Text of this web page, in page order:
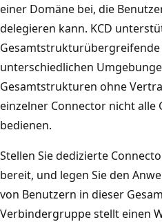
einer Domäne bei, die
delegieren kann. KCD
Gesamtstrukturübergreifende
unterschiedlichen
Gesamtstrukturen ohne
einzelner Connector nicht alle
bedienen.
Stellen Sie dedizierte
bereit, und legen Sie den
von Benutzern in dieser
Verbindergruppe stellt einen